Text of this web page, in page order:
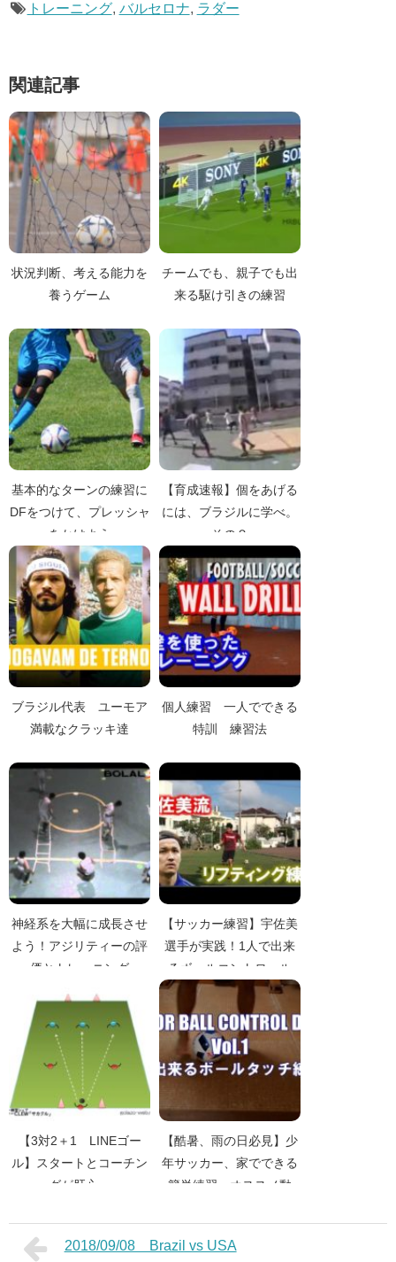
トレーニング, バルセロナ, ラダー
関連記事
状況判断、考える能力を
養うゲーム
チームでも、親子でも出
来る駆け引きの練習
基本的なターンの練習に
DFをつけて、プレッシャ
ーをかけよう。
【育成速報】個をあげる
には、ブラジルに学べ。
その２
ブラジル代表 ユーモア
満載なクラッキ達
個人練習 一人でできる
特訓 練習法
神経系を大幅に成長させ
よう！アジリティーの評
価とトレーニング
【サッカー練習】宇佐美
選手が実践！1人で出来
るボールコントロール
【3対2＋1 LINEゴー
ル】スタートとコーチン
グが肝心。
【酷暑、雨の日必見】少
年サッカー、家でできる
簡単練習、オススメ動
2018/09/08 Brazil vs USA